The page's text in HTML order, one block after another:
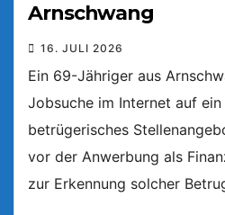
Arnschwang
16. JULI 2026
Ein 69-Jähriger aus
Jobsuche im Internet auf
betrügerisches
vor der Anwerbung als
zur Erkennung solcher